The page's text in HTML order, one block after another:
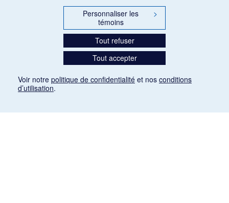
Personnaliser les
témoins
>
Tout refuser
Tout accepter
Voir notre politique de confidentialité et nos conditions
d’utilisation.